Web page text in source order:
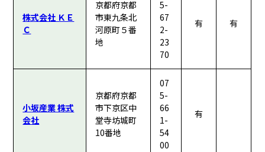
株式会社 ＫＥ
Ｃ
京都府京都
市東九条北
河原町５番
地
5-
67
2-
23
70
有 有
小坂産業 株式
会社
京都府京都
市下京区中
堂寺坊城町
10番地
07
5-
66
1-
54
00
有